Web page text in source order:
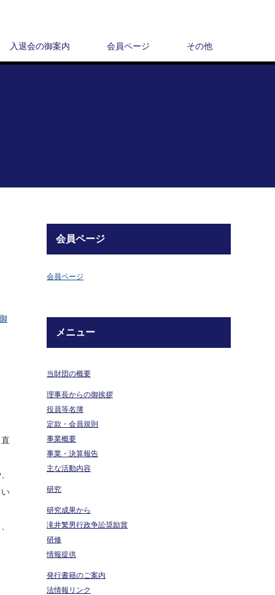
入退会の御案内 会員ページ その他
会員ページ
会員ページ
メニュー
当財団の概要
理事長からの御挨拶
役員等名簿
定款・会員規則
事業概要
事業・決算報告
主な活動内容
研究
研究成果から
滝井繁男行政争訟奨励賞
研修
情報提供
発行書籍のご案内
法情報リンク